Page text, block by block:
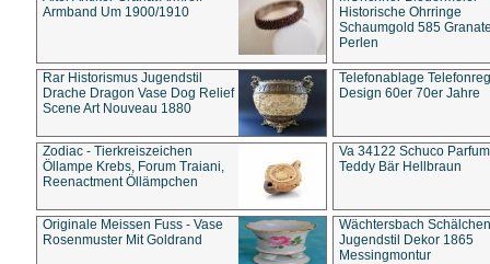
Armband Um 1900/1910
Historische Ohrringe
Schaumgold 585
Perlen
Rar Historismus Jugendstil
Drache Dragon Vase Dog Relief
Scene Art Nouveau 1880
Telefonablage
Design 60er 70er Jahre
Zodiac - Tierkreiszeichen
Öllampe Krebs, Forum Traiani,
Reenactment Öllämpchen
Va 34122 Schuco
Teddy Bär Hellbraun
Originale Meissen Fuss - Vase
Rosenmuster Mit Goldrand
Wächtersbach Schälchen
Jugendstil Dekor 1865
Messingmontur